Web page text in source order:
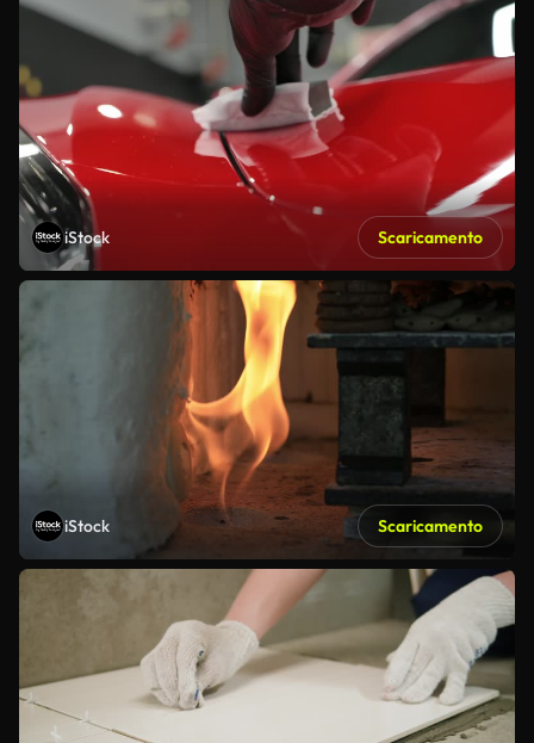
iStock Scaricamento
iStock Scaricamento